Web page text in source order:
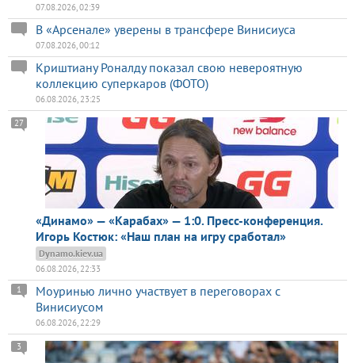
07.08.2026, 02:39
В «Арсенале» уверены в трансфере Винисиуса
07.08.2026, 00:12
Криштиану Роналду показал свою невероятную
коллекцию суперкаров (ФОТО)
06.08.2026, 23:25
«Динамо» — «Карабах» — 1:0. Пресс-конференция.
Игорь Костюк: «Наш план на игру сработал»
27
Dynamo.kiev.ua
06.08.2026, 22:33
Моуринью лично участвует в переговорах с
Винисиусом
1
06.08.2026, 22:29
3